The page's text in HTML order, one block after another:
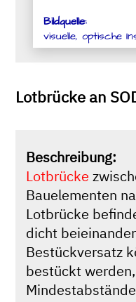
Bildquelle:
visuelle, optische
Lotbrücke an
Beschreibung:
Lotbrücke
Bauelementen
Lotbrücke
dicht
Bestückversatz
bestückt